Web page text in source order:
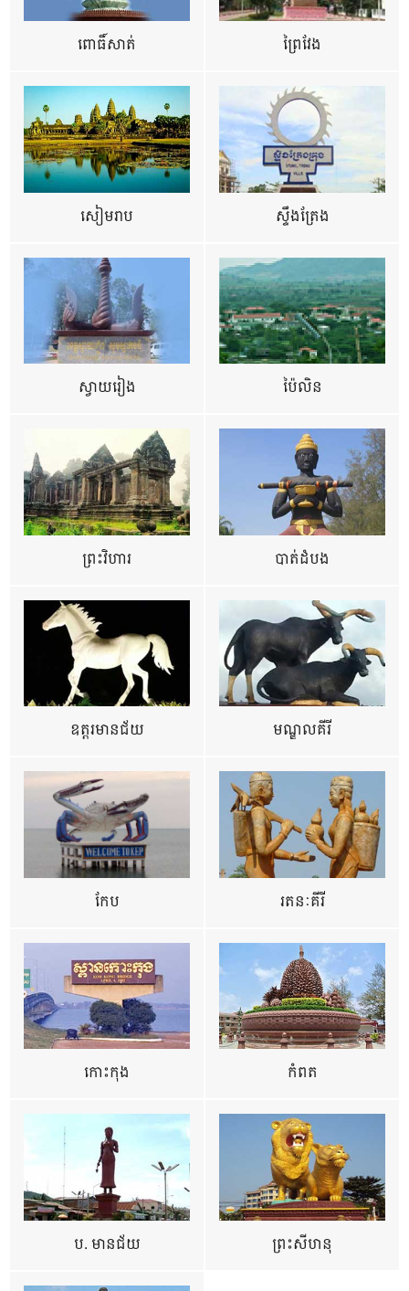
ពោធិ៍សាត់ ព្រៃវែង
សៀមរាប ស្ទឹងត្រែង
ស្វាយរៀង ប៉ៃលិន
ព្រះវិហារ បាត់ដំបង
ឧត្ដរមានជ័យ មណ្ឌលគីរី
កែប រតនៈគីរី
កោះកុង កំពត
ប. មានជ័យ ព្រះសីហនុ